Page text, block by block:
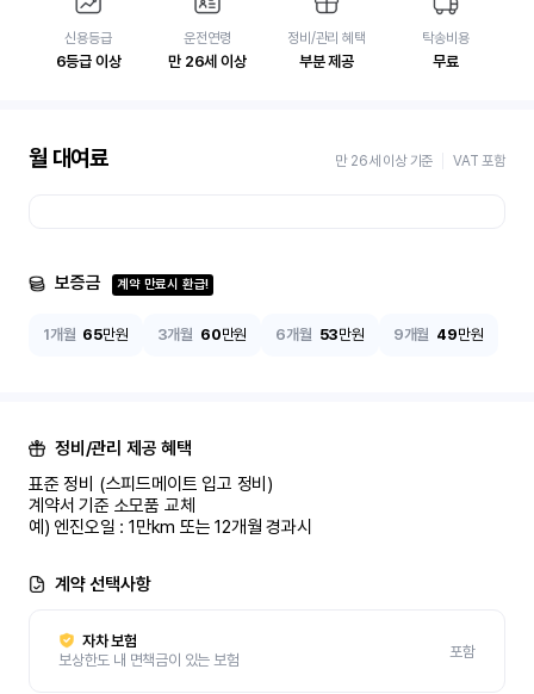
신용등급
6등급 이상
운전연령
만 26세 이상
정비/관리 혜택
부분 제공
탁송비용
무료
월 대여료 만 26세 이상 기준 VAT 포함
보증금 계약 만료시 환급!
1개월 65만원 3개월 60만원 6개월 53만원 9개월 49만원
정비/관리 제공 혜택
표준 정비 (스피드메이트 입고 정비)
계약서 기준 소모품 교체
예) 엔진오일 : 1만km 또는 12개월 경과시
계약 선택사항
자차 보험
보상한도 내 면책금이 있는 보험
포함